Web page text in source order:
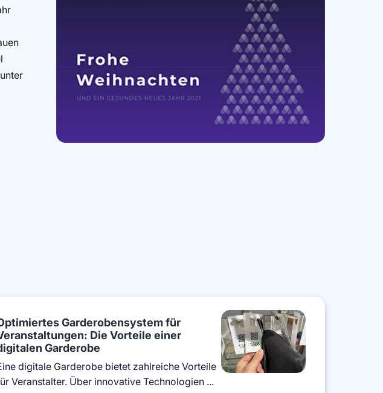
Garderobensystem für
Die Vorteile einer
Garderobe
digitale Garderobe bietet zahlreiche Vorteile
Veranstalter. Über innovative Technologien ...